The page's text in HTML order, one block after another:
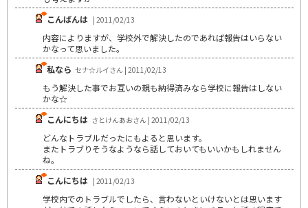
こんばんは | 2011/02/13
内容によりますが、学校外で解決したのであれば報告はいらない
かなって思いました。
私なら セナ☆ルイさん | 2011/02/13
もう解決した事でお互いの親も納得済みなら学校に報告はしない
かな☆
こんにちは さとけんあおさん | 2011/02/13
どんなトラブルだったにもよると思います。
またトラブりそうなようなら話しておいてもいいかもしれません
ね。
こんにちは | 2011/02/13
学校内でのトラブルでしたら、言わないといけないとは思います